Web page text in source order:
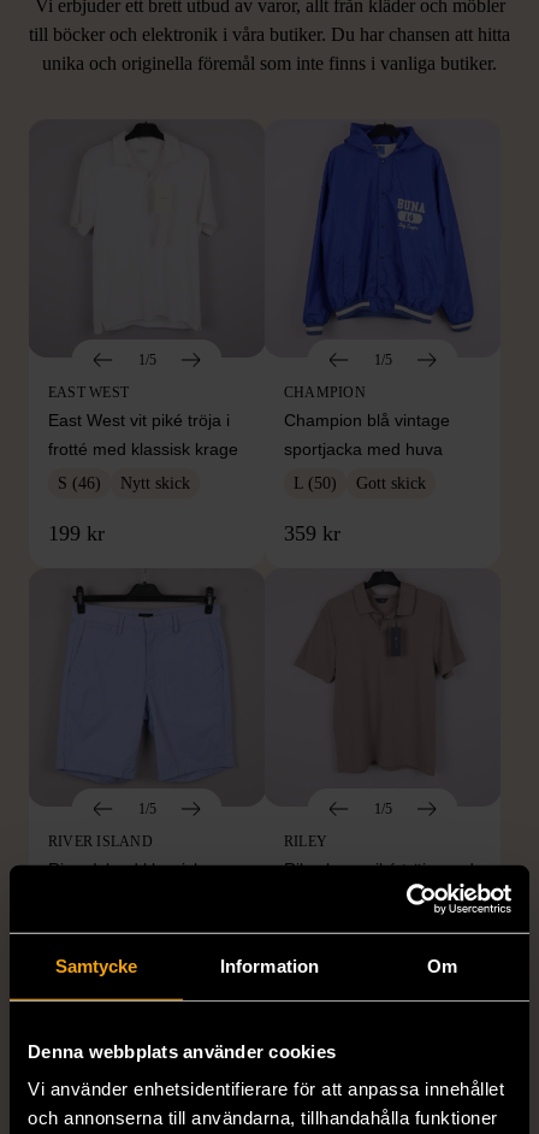
Samtycke Information Om
Denna webbplats använder cookies
Vi använder enhetsidentifierare för att anpassa innehållet
och annonserna till användarna, tillhandahålla funktioner
Vi erbjuder ett brett utbud av varor, allt från kläder och möbler
till böcker och elektronik i våra butiker. Du har chansen att hitta
unika och originella föremål som inte finns i vanliga butiker.
LIKNANDE PRODUKTER
Hitta produkter som påminner om denna
1/5
EAST WEST
East West vit piké tröja i
frotté med klassisk krage
S (46) Nytt skick
199 kr
1/5
CHAMPION
Champion blå vintage
sportjacka med huva
L (50) Gott skick
359 kr
1/5
RIVER ISLAND
River Island klassiska
W30 Gott skick
1/5
RILEY
Riley brun piké tröja med
M (48) Nytt skick